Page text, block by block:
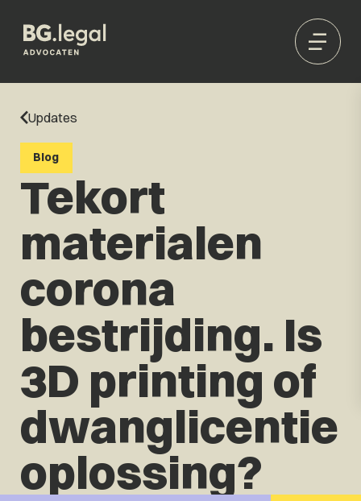
Updates
Blog
Tekort
materialen
corona
bestrijding. Is
3D printing of
dwanglicentie
oplossing?